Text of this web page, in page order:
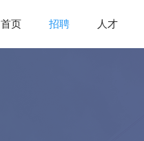
首页 招聘 人才